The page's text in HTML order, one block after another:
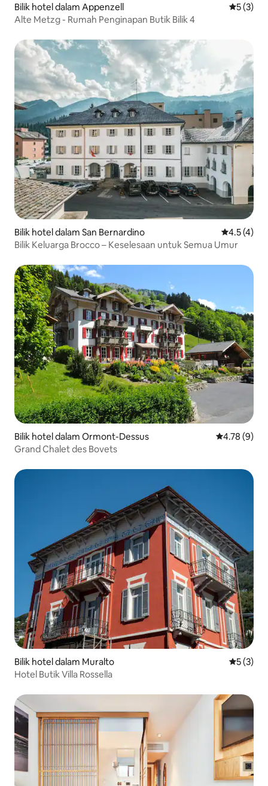
Bilik hotel dalam Appenzell
5 (3)
Alte Metzg - Rumah Penginapan Butik Bilik 4
Bilik hotel dalam San Bernardino Penarafan
4.5 (4)
Bilik Keluarga Brocco – Keselesaan untuk Semua Umur
Bilik hotel dalam Ormont-Dessus Penarafan
4.78 (9)
Grand Chalet des Bovets
Bilik hotel dalam Muralto
5 (3)
Hotel Butik Villa Rossella